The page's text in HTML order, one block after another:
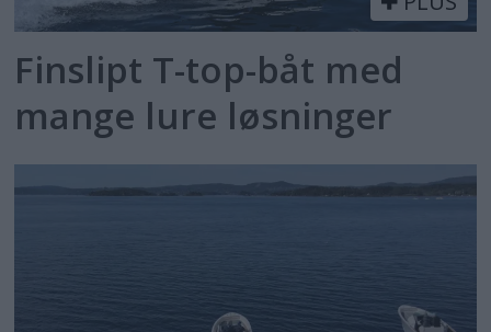
Finslipt T-top-båt med
mange lure løsninger